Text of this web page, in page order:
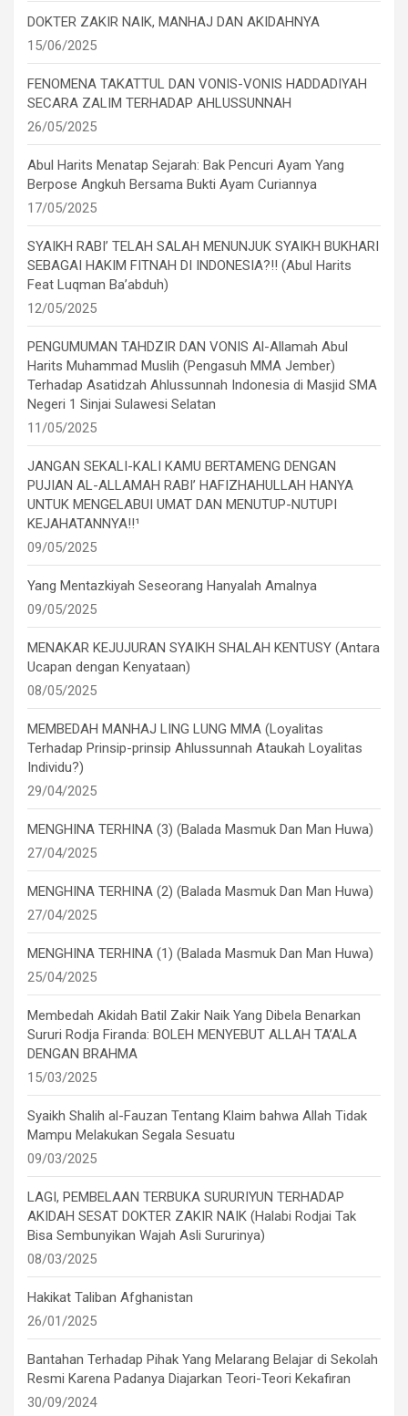
DOKTER ZAKIR NAIK, MANHAJ DAN AKIDAHNYA
15/06/2025
FENOMENA TAKATTUL DAN VONIS-VONIS HADDADIYAH
SECARA ZALIM TERHADAP AHLUSSUNNAH
26/05/2025
Abul Harits Menatap Sejarah: Bak Pencuri Ayam Yang
Berpose Angkuh Bersama Bukti Ayam Curiannya
17/05/2025
SYAIKH RABI’ TELAH SALAH MENUNJUK SYAIKH BUKHARI
SEBAGAI HAKIM FITNAH DI INDONESIA?!! (Abul Harits
Feat Luqman Ba’abduh)
12/05/2025
PENGUMUMAN TAHDZIR DAN VONIS Al-Allamah Abul
Harits Muhammad Muslih (Pengasuh MMA Jember)
Terhadap Asatidzah Ahlussunnah Indonesia di Masjid SMA
Negeri 1 Sinjai Sulawesi Selatan
11/05/2025
JANGAN SEKALI-KALI KAMU BERTAMENG DENGAN
PUJIAN AL-ALLAMAH RABI’ HAFIZHAHULLAH HANYA
UNTUK MENGELABUI UMAT DAN MENUTUP-NUTUPI
KEJAHATANNYA!!¹
09/05/2025
Yang Mentazkiyah Seseorang Hanyalah Amalnya
09/05/2025
MENAKAR KEJUJURAN SYAIKH SHALAH KENTUSY (Antara
Ucapan dengan Kenyataan)
08/05/2025
MEMBEDAH MANHAJ LING LUNG MMA (Loyalitas
Terhadap Prinsip-prinsip Ahlussunnah Ataukah Loyalitas
Individu?)
29/04/2025
MENGHINA TERHINA (3) (Balada Masmuk Dan Man Huwa)
27/04/2025
MENGHINA TERHINA (2) (Balada Masmuk Dan Man Huwa)
27/04/2025
MENGHINA TERHINA (1) (Balada Masmuk Dan Man Huwa)
25/04/2025
Membedah Akidah Batil Zakir Naik Yang Dibela Benarkan
Sururi Rodja Firanda: BOLEH MENYEBUT ALLAH TA’ALA
DENGAN BRAHMA
15/03/2025
Syaikh Shalih al-Fauzan Tentang Klaim bahwa Allah Tidak
Mampu Melakukan Segala Sesuatu
09/03/2025
LAGI, PEMBELAAN TERBUKA SURURIYUN TERHADAP
AKIDAH SESAT DOKTER ZAKIR NAIK (Halabi Rodjai Tak
Bisa Sembunyikan Wajah Asli Sururinya)
08/03/2025
Hakikat Taliban Afghanistan
26/01/2025
Bantahan Terhadap Pihak Yang Melarang Belajar di Sekolah
Resmi Karena Padanya Diajarkan Teori-Teori Kekafiran
30/09/2024